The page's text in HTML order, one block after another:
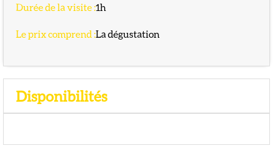
Durée de la visite:1h
Le prix comprend :La dégustation
Disponibilités